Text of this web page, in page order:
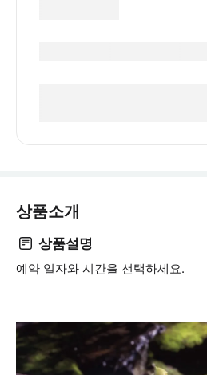
상품소개
상품설명
예약 일자와 시간을 선택하세요.